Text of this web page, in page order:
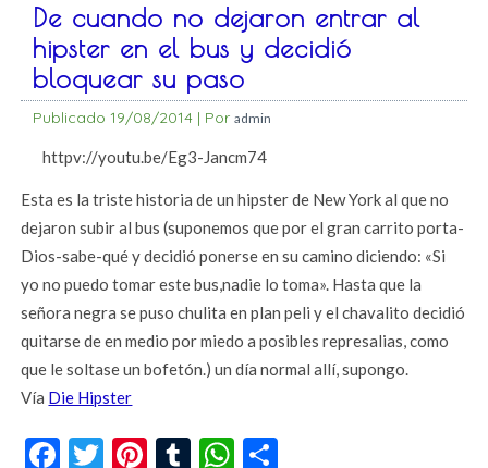
De cuando no dejaron entrar al
hipster en el bus y decidió
bloquear su paso
Publicado 19/08/2014 | Por admin
httpv://youtu.be/Eg3-Jancm74
Esta es la triste historia de un hipster de New York al que no
dejaron subir al bus (suponemos que por el gran carrito porta-
Dios-sabe-qué y decidió ponerse en su camino diciendo: «Si
yo no puedo tomar este bus,nadie lo toma». Hasta que la
señora negra se puso chulita en plan peli y el chavalito decidió
quitarse de en medio por miedo a posibles represalias, como
que le soltase un bofetón.) un día normal allí, supongo.
Vía Die Hipster
Facebook
Twitter
Pinterest
TumblrWhatsApp